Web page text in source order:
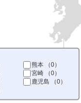
熊本 （0）
宮崎 （0）
鹿児島 （0）